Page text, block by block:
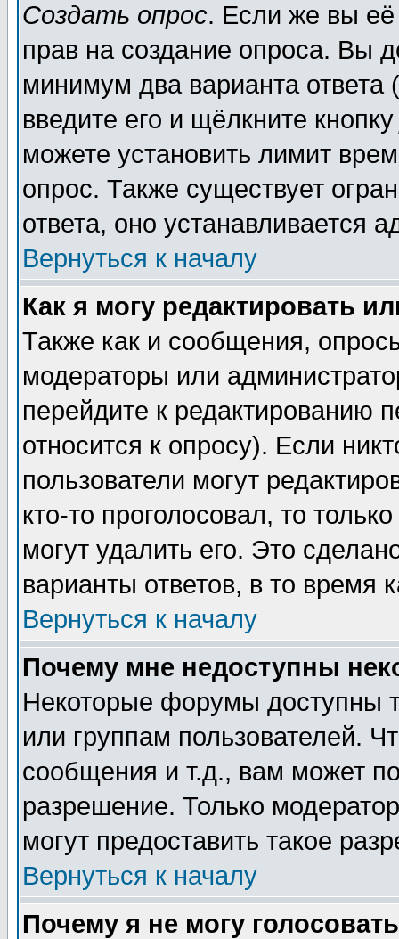
Создать опрос. Если же вы её
прав на создание опроса. Вы
минимум два варианта ответа
введите его и щёлкните
можете установить лимит
опрос. Также существует
ответа, оно устанавливается
Вернуться к началу
Как я могу редактировать
Также как и сообщения,
модераторы или
перейдите к редактированию
относится к опросу). Если
пользователи могут
кто-то проголосовал, то
могут удалить его. Это
варианты ответов, в то время
Вернуться к началу
Почему мне недоступны
Некоторые форумы доступны
или группам пользователей.
сообщения и т.д., вам может
разрешение. Только
могут предоставить такое
Вернуться к началу
Почему я не могу